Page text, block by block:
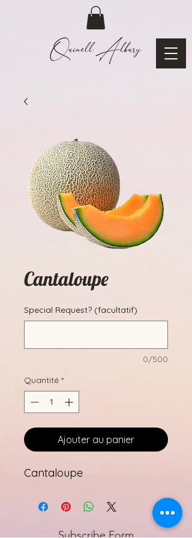
Cantaloupe
Special Request? (facultatif)
0/500
Quantité *
Ajouter au panier
Cantaloupe
Subscribe Form